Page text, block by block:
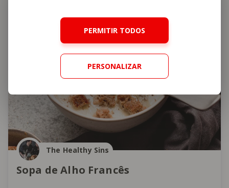
PERMITIR TODOS
PERSONALIZAR
The Healthy Sins
Sopa de Alho Francês